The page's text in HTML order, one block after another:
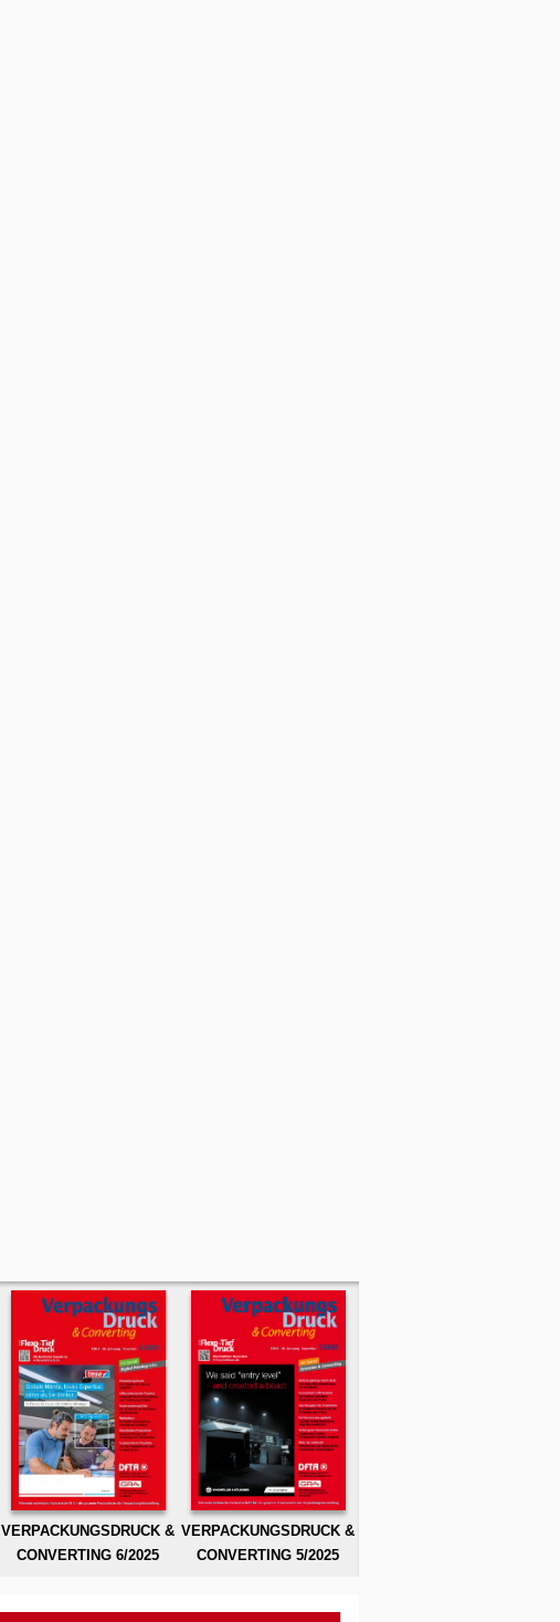
VERPACKUNGSDRUCK &
CONVERTING 6/2025
VERPACKUNGSDRUCK &
CONVERTING 5/2025